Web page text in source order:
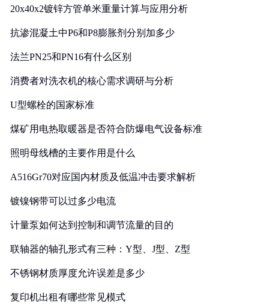
20x40x2镀锌方管单米重量计算与应用分析
抗渗混凝土中P6和P8膨胀剂分别加多少
法兰PN25和PN16有什么区别
消费者对洗衣机的核心需求调研与分析
U型螺栓的国家标准
煤矿用电热取暖器是否符合防爆电气设备标准
照明母线槽的主要作用是什么
A516Gr70对应国内材质及低温冲击要求解析
镀镍钢带可以过多少电流
计量泵如何达到控制和调节流量的目的
联轴器的轴孔形式有三种：Y型、J型、Z型
不锈钢材质厚度允许误差是多少
复印机出租有哪些常见模式